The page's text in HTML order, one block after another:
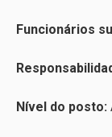
Funcionários
Nível do posto: